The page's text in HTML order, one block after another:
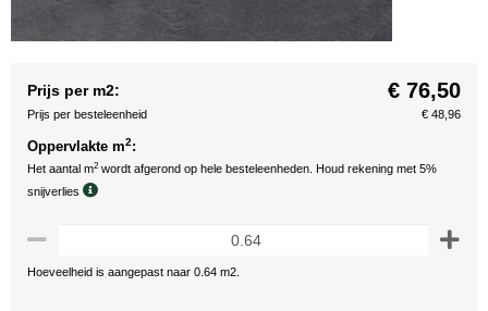
Prijs per m2: € 76,50
Prijs per besteleenheid € 48,96
Oppervlakte m2:
Het aantal m2 wordt afgerond op hele besteleenheden. Houd rekening met 5%
snijverlies
Hoeveelheid is aangepast naar 0.64 m2.